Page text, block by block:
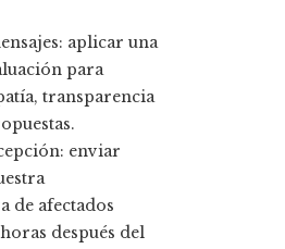
aplicar una
para
transparencia
enviar
de afectados
después del